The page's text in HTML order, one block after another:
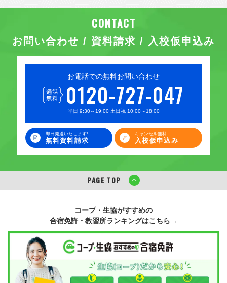
お問い合わせ / 資料請求 / 入校仮申込み
お電話での無料お問い合わせ
0120-727-047
平日 9:30～19:00 土日祝 10:00～18:00
即日発送いたします!
無料資料請求
キャンセル無料
入校仮申込み
PAGE TOP
コープ・生協がすすめの
合宿免許・教習所ランキングはこちら→